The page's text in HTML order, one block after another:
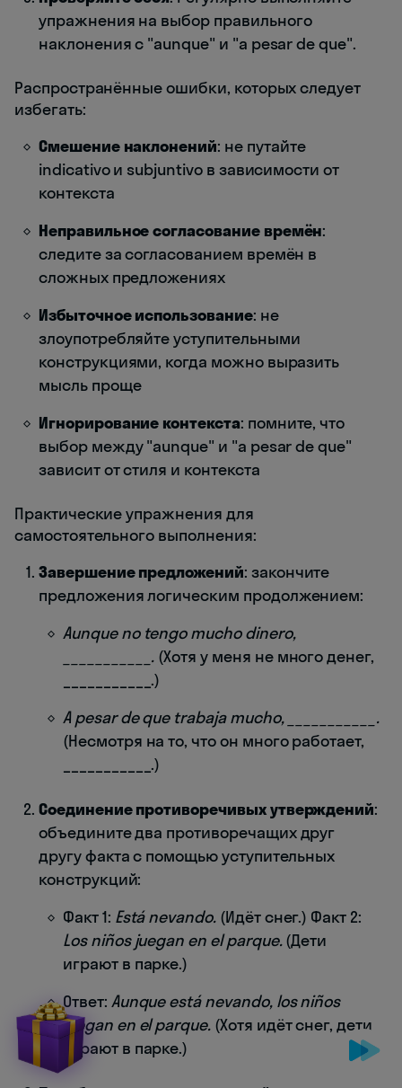
упражнения на выбор правильного
наклонения с "aunque" и "a pesar de que".
Распространённые ошибки, которых следует
избегать:
Смешение наклонений: не путайте
indicativo и subjuntivo в зависимости от
контекста
Неправильное согласование времён:
следите за согласованием времён в
сложных предложениях
Избыточное использование: не
злоупотребляйте уступительными
конструкциями, когда можно выразить
мысль проще
Игнорирование контекста: помните, что
выбор между "aunque" и "a pesar de que"
зависит от стиля и контекста
Практические упражнения для
самостоятельного выполнения:
Завершение предложений: закончите
предложения логическим продолжением:
Aunque no tengo mucho dinero,
___________. (Хотя у меня не много денег,
___________.)
A pesar de que trabaja mucho, ___________.
(Несмотря на то, что он много работает,
___________.)
Соединение противоречивых утверждений:
объедините два противоречащих друг
другу факта с помощью уступительных
конструкций:
Факт 1: Está nevando.(Идёт снег.) Факт 2:
Los niños juegan en el parque.(Дети
играют в парке.)
Ответ: Aunque está nevando, los niños
juegan en el parque. (Хотя идёт снег, дети
играют в парке.)